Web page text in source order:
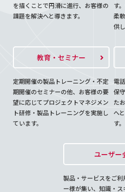
を描くことで円滑に進行、お客様の
課題を解決へと導きます。
す
柔
供
教育・セミナー
定期開催の製品トレーニング・不定
期開催のセミナーの他、お客様の要
望に応じてプロジェクトマネジメン
ト研修・製品トレーニングを実施し
ています。
電
保
た
へ
す。
ユーザー
製品・サービスをご利
ー様が集い、知識・ス